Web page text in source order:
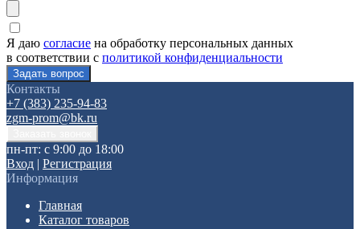
Я даю согласие на обработку персональных данных
в соответствии с политикой конфиденциальности
Контакты
+7 (383) 235-94-83
zgm-prom@bk.ru
пн-пт: с 9:00 до 18:00
Вход | Регистрация
Информация
Главная
Каталог товаров